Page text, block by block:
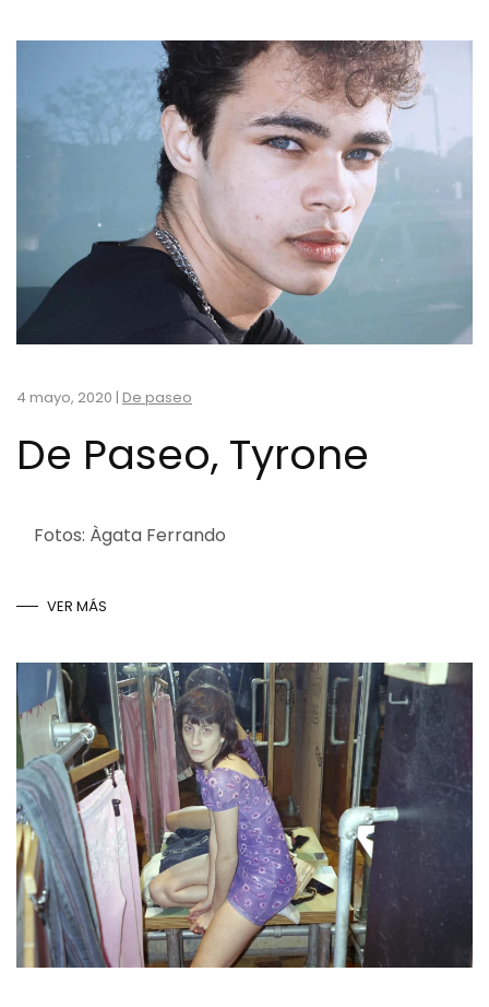
4 mayo, 2020 | De paseo
De Paseo, Tyrone
Fotos: Àgata Ferrando
VER MÁS